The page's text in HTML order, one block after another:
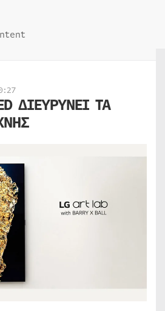
ΔΙΕΥΡΥΝΕΙ ΤΑ